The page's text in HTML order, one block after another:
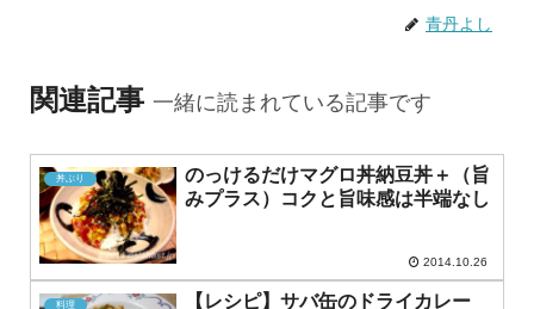
青丹よし
関連記事 一緒に読まれている記事です
丼ぶり
のっけるだけマグロ丼納豆丼＋（旨
みプラス）コクと旨味感は半端なし
2014.10.26
料理
【レシピ】サバ缶のドライカレー